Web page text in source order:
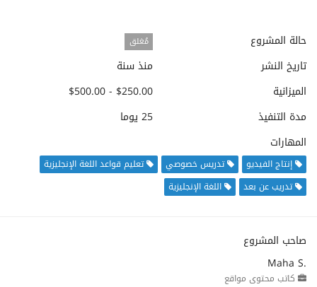
حالة المشروع مُغلق
تاريخ النشر
منذ سنة
الميزانية
$250.00 - $500.00
مدة التنفيذ
25 يوما
المهارات
إنتاج الفيديو تدريس خصوصي
تعليم قواعد اللغة الإنجليزية
تدريب عن بعد
اللغة الإنجليزية
صاحب المشروع
Maha S.
كاتب محتوى مواقع